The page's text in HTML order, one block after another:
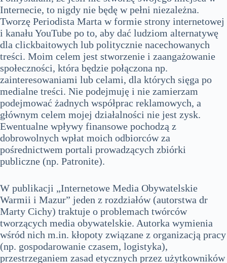
Internecie, to nigdy nie będę w pełni niezależna.
Tworzę Periodista Marta w formie strony internetowej
i kanału YouTube po to, aby dać ludziom alternatywę
dla clickbaitowych lub politycznie nacechowanych
treści. Moim celem jest stworzenie i zaangażowanie
społeczności, która będzie połączona np.
zainteresowaniami lub celami, dla których sięga po
medialne treści. Nie podejmuję i nie zamierzam
podejmować żadnych współprac reklamowych, a
głównym celem mojej działalności nie jest zysk.
Ewentualne wpływy finansowe pochodzą z
dobrowolnych wpłat moich odbiorców za
pośrednictwem portali prowadzących zbiórki
publiczne (np. Patronite).
W publikacji „Internetowe Media Obywatelskie
Warmii i Mazur” jeden z rozdziałów (autorstwa dr
Marty Cichy) traktuje o problemach twórców
tworzących media obywatelskie. Autorka wymienia
wśród nich m.in. kłopoty związane z organizacją pracy
(np. gospodarowanie czasem, logistyka),
przestrzeganiem zasad etycznych przez użytkowników